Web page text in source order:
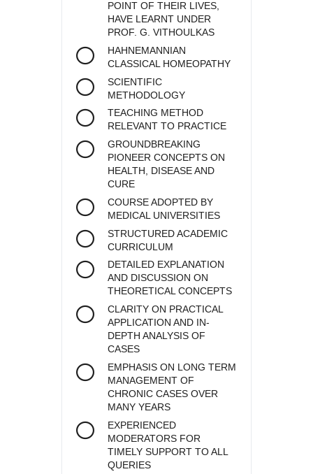
POINT OF THEIR LIVES,
HAVE LEARNT UNDER
PROF. G. VITHOULKAS
HAHNEMANNIAN
CLASSICAL HOMEOPATHY
SCIENTIFIC
METHODOLOGY
TEACHING METHOD
RELEVANT TO PRACTICE
GROUNDBREAKING
PIONEER CONCEPTS ON
HEALTH, DISEASE AND
CURE
COURSE ADOPTED BY
MEDICAL UNIVERSITIES
STRUCTURED ACADEMIC
CURRICULUM
DETAILED EXPLANATION
AND DISCUSSION ON
THEORETICAL CONCEPTS
CLARITY ON PRACTICAL
APPLICATION AND IN-
DEPTH ANALYSIS OF
CASES
EMPHASIS ON LONG TERM
MANAGEMENT OF
CHRONIC CASES OVER
MANY YEARS
EXPERIENCED
MODERATORS FOR
TIMELY SUPPORT TO ALL
QUERIES